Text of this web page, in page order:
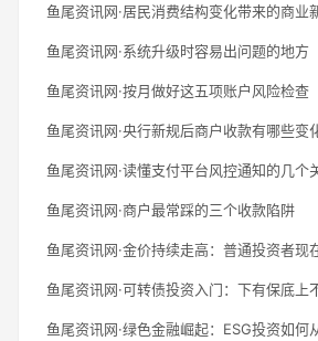
鱼尾资讯网·居民消费结构变化带来的商业
鱼尾资讯网·系统升级时容易出问题的地方
鱼尾资讯网·按月做好这五项账户风险检查
鱼尾资讯网·央行新规后商户收款有哪些变
鱼尾资讯网·读懂支付平台风控通知的几个
鱼尾资讯网·商户最常踩的三个收款陷阱
鱼尾资讯网·金价持续走高：普通投资者现
鱼尾资讯网·可转债投资入门：下有保底上
鱼尾资讯网·绿色金融崛起：ESG投资如何